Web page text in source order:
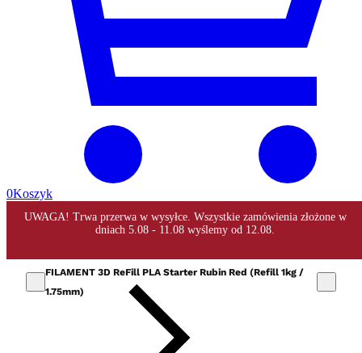
0Koszyk
FILAMENT 3D ReFill PLA Starter Rubin Red (Refill 1kg /
1.75mm)